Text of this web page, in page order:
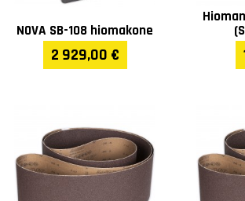
NOVA SB-108 hiomakone
2 929,00 €